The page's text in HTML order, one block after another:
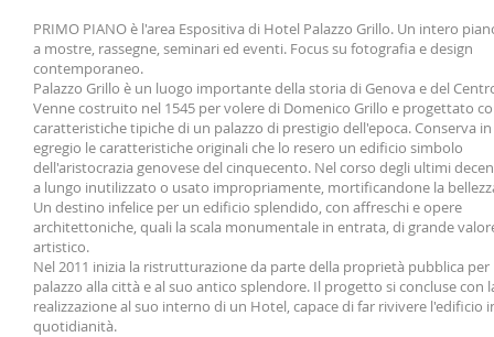
PRIMO PIANO è l'area Espositiva di Hotel Palazzo Grillo. Un intero
a mostre, rassegne, seminari ed eventi. Focus su fotografia e design
contemporaneo.
Palazzo Grillo è un luogo importante della storia di Genova e del
Venne costruito nel 1545 per volere di Domenico Grillo e progettato
caratteristiche tipiche di un palazzo di prestigio dell'epoca. Conserva
egregio le caratteristiche originali che lo resero un edificio simbolo
dell'aristocrazia genovese del cinquecento. Nel corso degli ultimi
a lungo inutilizzato o usato impropriamente, mortificandone la
Un destino infelice per un edificio splendido, con affreschi e opere
architettoniche, quali la scala monumentale in entrata, di grande
artistico.
Nel 2011 inizia la ristrutturazione da parte della proprietà pubblica per
palazzo alla città e al suo antico splendore. Il progetto si concluse con
realizzazione al suo interno di un Hotel, capace di far rivivere l'edificio
quotidianità.